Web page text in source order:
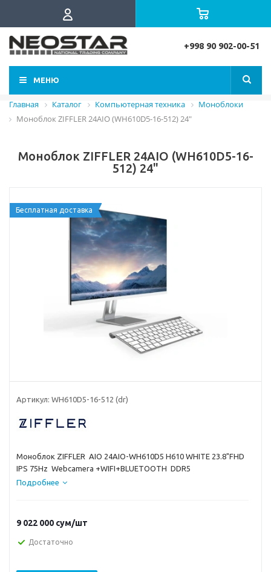
+998 90 902-00-51
МЕНЮ
Главная Каталог Компьютерная техника
Моноблоки
Моноблок ZIFFLER 24AIO (WH610D5-16-512) 24"
Моноблок ZIFFLER 24AIO (WH610D5-16-
512) 24"
Бесплатная доставка
Артикул: WH610D5-16-512 (dr)
Моноблок ZIFFLER AIO 24AIO-WH610D5 H610 WHITE 23.8"FHD
IPS 75Hz Webcamera +WIFI+BLUETOOTH DDR5
Подробнее
9 022 000 сум/шт
Достаточно